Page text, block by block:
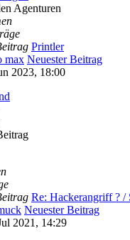
Agenturen
Printler
max Neuester Beitrag
2023, 18:00
Re: Hackerangriff ?
Neuester Beitrag
2021, 14:29